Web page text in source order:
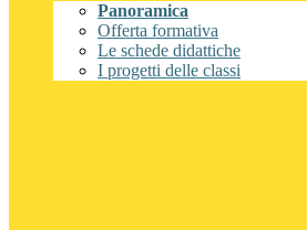
Panoramica
Offerta formativa
Le schede didattiche
I progetti delle classi